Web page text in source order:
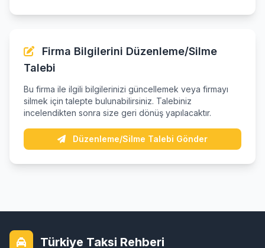
Firma Bilgilerini Düzenleme/Silme
Talebi
Bu firma ile ilgili bilgilerinizi güncellemek veya firmayı
silmek için talepte bulunabilirsiniz. Talebiniz
incelendikten sonra size geri dönüş yapılacaktır.
Düzenleme/Silme Talebi Gönder
Türkiye Taksi Rehberi